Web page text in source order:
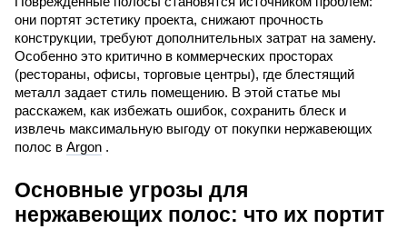
они портят эстетику проекта, снижают прочность
конструкции, требуют дополнительных затрат на замену.
Особенно это критично в коммерческих просторах
(рестораны, офисы, торговые центры), где блестящий
металл задает стиль помещению. В этой статье мы
расскажем, как избежать ошибок, сохранить блеск и
извлечь максимальную выгоду от покупки нержавеющих
полос в Argon .
Основные угрозы для
нержавеющих полос: что их портит